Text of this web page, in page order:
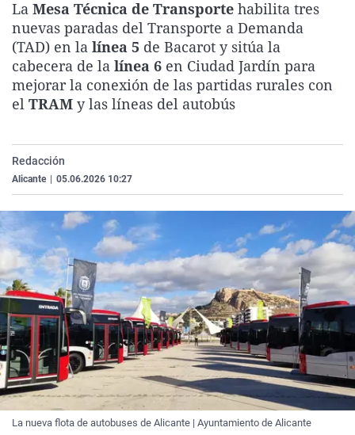
La rosa de los vientos
Gente viajera
Como el perro y el
Caso
Retornados
Equipo de
Extremadura
Galicia
La Rioja
Virales
Televisión
Elecciones
La Mesa Técnica de Transporte habilita tres
nuevas paradas del Transporte a Demanda
(TAD) en la línea 5 de Bacarot y sitúa la
cabecera de la línea 6 en Ciudad Jardín para
mejorar la conexión de las partidas rurales con
el TRAM y las líneas del autobús
Redacción
Alicante 05.06.2026 10:27
La nueva flota de autobuses de Alicante | Ayuntamiento de Alicante